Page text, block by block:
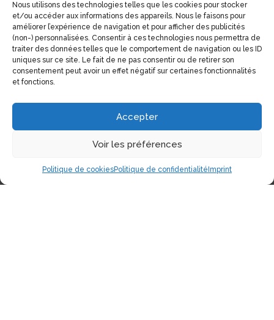
Nous utilisons des technologies telles que les cookies pour stocker
et/ou accéder aux informations des appareils. Nous le faisons pour
améliorer l’expérience de navigation et pour afficher des publicités
(non-) personnalisées. Consentir à ces technologies nous permettra de
traiter des données telles que le comportement de navigation ou les ID
uniques sur ce site. Le fait de ne pas consentir ou de retirer son
consentement peut avoir un effet négatif sur certaines fonctionnalités
et fonctions.
Accepter
Voir les préférences
Politique de cookiesPolitique de confidentialité Imprint
Téléc:(514) 522-3437
Courriel: info@electrolibre.ca